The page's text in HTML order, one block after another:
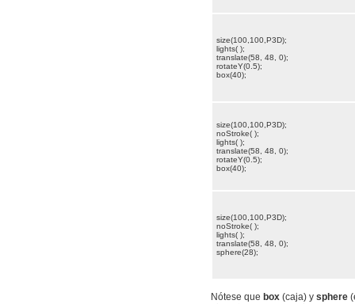
size(100,100,P3D);
lights( );
translate(58, 48, 0);
rotateY(0.5);
box(40);
size(100,100,P3D);
noStroke( );
lights( );
translate(58, 48, 0);
rotateY(0.5);
box(40);
size(100,100,P3D);
noStroke( );
lights( );
translate(58, 48, 0);
sphere(28);
Nótese que box (caja) y sphere